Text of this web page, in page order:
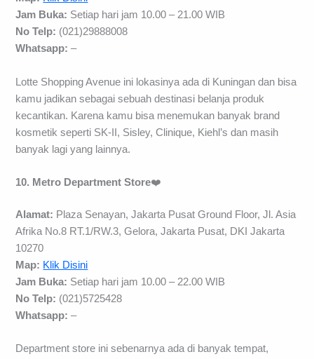
Jam Buka: Setiap hari jam 10.00 – 21.00 WIB
No Telp: (021)29888008
Whatsapp: –
Lotte Shopping Avenue ini lokasinya ada di Kuningan dan bisa
kamu jadikan sebagai sebuah destinasi belanja produk
kecantikan. Karena kamu bisa menemukan banyak brand
kosmetik seperti SK-II, Sisley, Clinique, Kiehl’s dan masih
banyak lagi yang lainnya.
10. Metro Department Store❤️
Alamat: Plaza Senayan, Jakarta Pusat Ground Floor, Jl. Asia
Afrika No.8 RT.1/RW.3, Gelora, Jakarta Pusat, DKI Jakarta
10270
Map: Klik Disini
Jam Buka: Setiap hari jam 10.00 – 22.00 WIB
No Telp: (021)5725428
Whatsapp:–
Department store ini sebenarnya ada di banyak tempat,